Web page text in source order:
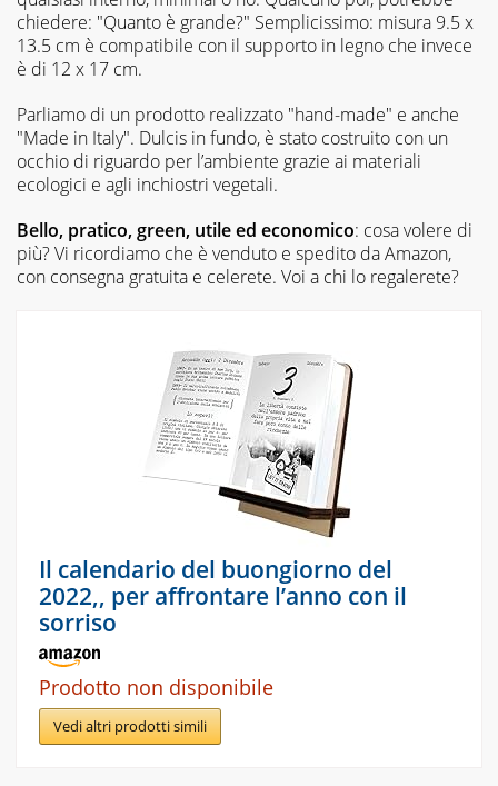
chiedere: "Quanto è grande?" Semplicissimo: misura 9.5 x
13.5 cm è compatibile con il supporto in legno che invece
è di 12 x 17 cm.
Parliamo di un prodotto realizzato "hand-made" e anche
"Made in Italy". Dulcis in fundo, è stato costruito con un
occhio di riguardo per l’ambiente grazie ai materiali
ecologici e agli inchiostri vegetali.
Bello, pratico, green, utile ed economico: cosa volere di
più? Vi ricordiamo che è venduto e spedito da Amazon,
con consegna gratuita e celerete. Voi a chi lo regalerete?
Il calendario del buongiorno del
2022,, per affrontare l’anno con il
sorriso
Prodotto non disponibile
Vedi altri prodotti simili